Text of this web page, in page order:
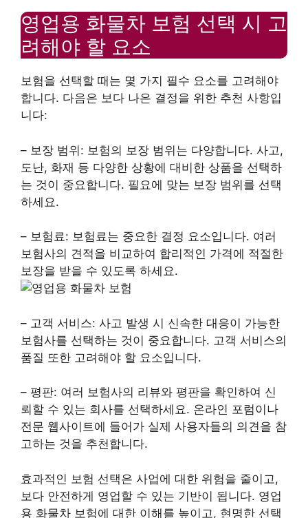
영업용 화물차 보험 선택 시 고
려해야 할 요소
보험을 선택할 때는 몇 가지 필수 요소를 고려해야
합니다. 다음은 보다 나은 결정을 위한 추천 사항입
니다:
– 보장 범위: 보험의 보장 범위는 다양합니다. 사고,
도난, 화재 등 다양한 상황에 대비한 상품을 선택하
는 것이 중요합니다. 필요에 맞는 보장 범위를 선택
하세요.
– 보험료: 보험료는 중요한 결정 요소입니다. 여러
보험사의 견적을 비교하여 합리적인 가격에 적절한
보장을 받을 수 있도록 하세요.
– 고객 서비스: 사고 발생 시 신속한 대응이 가능한
보험사를 선택하는 것이 중요합니다. 고객 서비스의
품질 또한 고려해야 할 요소입니다.
– 평판: 여러 보험사의 리뷰와 평판을 확인하여 신
뢰할 수 있는 회사를 선택하세요. 온라인 포럼이나
전문 웹사이트에 들어가 실제 사용자들의 의견을 참
고하는 것을 추천합니다.
효과적인 보험 선택은 사업에 대한 위험을 줄이고,
보다 안전하게 영업할 수 있는 기반이 됩니다. 영업
용 화물차 보험에 대한 이해를 높이고, 현명한 선택